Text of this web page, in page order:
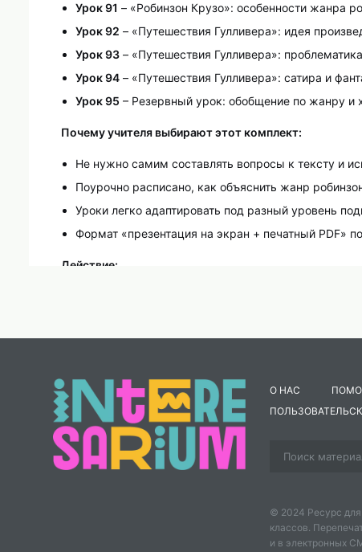
Урок 91 – «Робинзон Крузо»: особенности жанра
Урок 92 – «Путешествия Гулливера»: идея
Урок 93 – «Путешествия Гулливера»:
Урок 94 – «Путешествия Гулливера»: сатира и
Урок 95 – Резервный урок: обобщение по жанру и
Почему учителя выбирают этот комплект:
Не нужно самим составлять вопросы к тексту и
Поурочно расписано, как объяснить жанр
Уроки легко адаптировать под разный уровень
Формат «презентация на экран + печатный PDF»
Действие:
помогает им увидеть абсурдность людских пороков.
О НАС
© 2024 Ресурс для
классов.
и в электронных